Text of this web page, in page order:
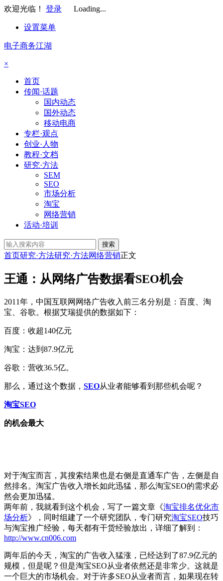
欢迎光临！ 登录 Loading...
设置菜单
电子商务江湖
×
首页
传闻·话题
国内动态
国外动态
移动电商
专栏·观点
创业·人物
教程·文档
研究·方法
SEM
SEO
市场分析
淘宝
网络营销
活动·培训
搜索
首页研究·方法研究·方法网络营销正文
王通：从网络广告数据看SEO机会
2011年，中国互联网网络广告收入前三名分别是：百度、淘
宝、谷歌。根据艾瑞提供的数据如下：
百度：收超140亿元
淘宝：达到87.9亿元
谷歌：营收36.5亿。
那么，通过这个数据， SEO从业者能够看到那些机会呢？
淘宝SEO
的机会最大
对于淘宝而言，其搜索结果也是右侧是直通车广告，左侧是自
然排名。淘宝广告收入增长如此迅猛，那么淘宝SEO的需求必
然会更加迅猛。
两年前，我就看到这个机会，写了一篇文章《淘宝排名优化市
场分析》，同时组建了一个研究团队，专门研究淘宝SEO技巧
与淘宝推广经验，每天都有干货经验放出，详细了解到：
http://www.cn006.com
两年后的今天，淘宝的广告收入猛涨，已经达到了87.9亿元的
规模，但是呢？但是淘宝SEO从业者依然还是非常少。这就是
一个巨大的市场机会。对于许多SEO从业者而言，如果现在转